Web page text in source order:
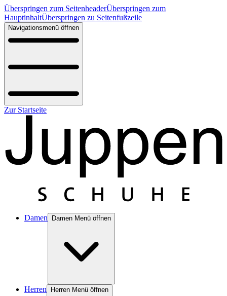
Überspringen zum SeitenheaderÜberspringen zum
HauptinhaltÜberspringen zu Seitenfußzeile
Navigationsmenü öffnen
Zur Startseite
Damen Damen Menü öffnen
Herren Herren Menü öffnen